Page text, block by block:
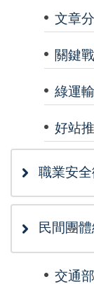
文章
關鍵
綠運
好站
職業安
民間團
交通